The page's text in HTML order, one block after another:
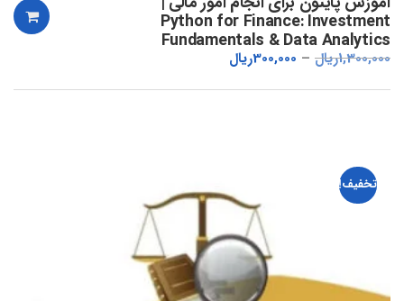
Python for Finance: Investment
Fundamentals & Data Analytics
1,300,000ریال 300,000ریال
تخفیف!